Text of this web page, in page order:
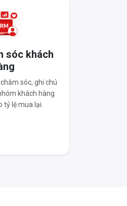
sóc khách
sóc, ghi chú
khách hàng
tỷ lệ mua lại.